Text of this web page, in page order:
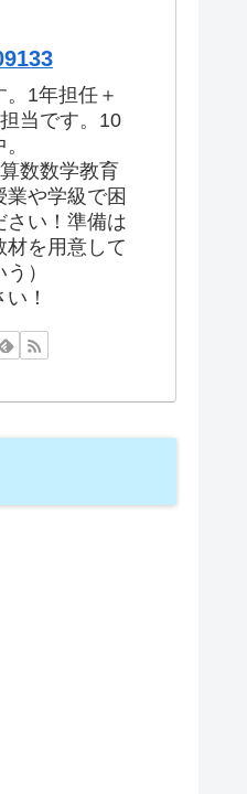
1年担任＋
当です。10
数数学教育
業や学級で困
さい！準備は
材を用意して
）
！